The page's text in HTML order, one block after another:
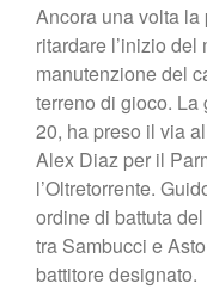
Ancora una volta
ritardare l’inizio
manutenzione del
terreno di gioco.
20, ha preso il via
Alex Diaz per il
l’Oltretorrente.
ordine di battuta
tra Sambucci e
battitore designato.